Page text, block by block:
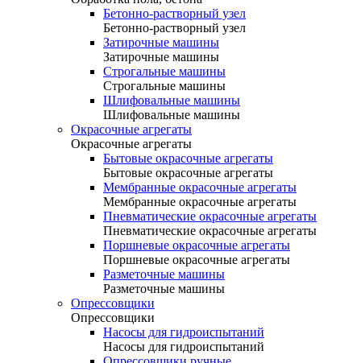
Бетонно-растворный узел
Бетонно-растворный узел
Затирочные машины
Затирочные машины
Строгальные машины
Строгальные машины
Шлифовальные машины
Шлифовальные машины
Окрасочные агрегаты
Окрасочные агрегаты
Бытовые окрасочные агрегаты
Бытовые окрасочные агрегаты
Мембранные окрасочные агрегаты
Мембранные окрасочные агрегаты
Пневматические окрасочные агрегаты
Пневматические окрасочные агрегаты
Поршневые окрасочные агрегаты
Поршневые окрасочные агрегаты
Разметочные машины
Разметочные машины
Опрессовщики
Опрессовщики
Насосы для гидроиспытаний
Насосы для гидроиспытаний